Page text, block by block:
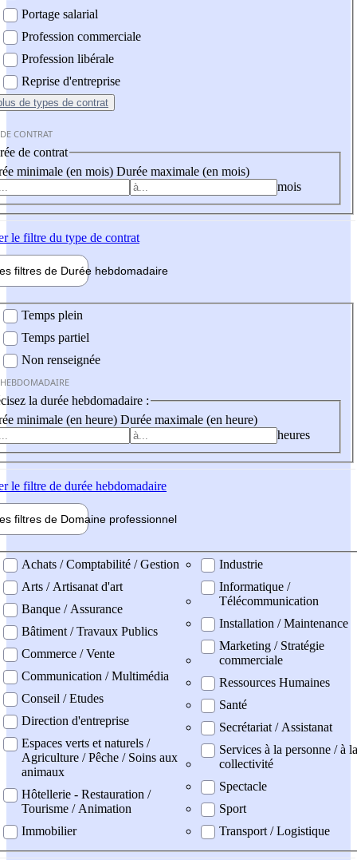
Portage salarial
Profession commerciale
Profession libérale
Reprise d'entreprise
de types de contrat
CONTRAT
de contrat
minimale (en mois) Durée maximale (en mois)
mois
le filtre du type de contrat
filtres de Durée hebdomadaire
Temps plein
Temps partiel
Non renseignée
la durée hebdomadaire :
minimale (en heure) Durée maximale (en heure)
heures
le filtre de durée hebdomadaire
filtres de Domaine professionnel
professionel
Achats / Comptabilité / Gestion
Arts / Artisanat d'art
Banque / Assurance
Bâtiment / Travaux Publics
Commerce / Vente
Communication / Multimédia
Conseil / Etudes
Direction d'entreprise
Espaces verts et naturels /
Agriculture / Pêche / Soins aux
animaux
Hôtellerie - Restauration /
Tourisme / Animation
Immobilier
Industrie
Informatique /
Télécommunication
Installation / Maintenance
Marketing / Stratégie
commerciale
Ressources Humaines
Santé
Secrétariat / Assistanat
Services à la personne / à la
collectivité
Spectacle
Sport
Transport / Logistique